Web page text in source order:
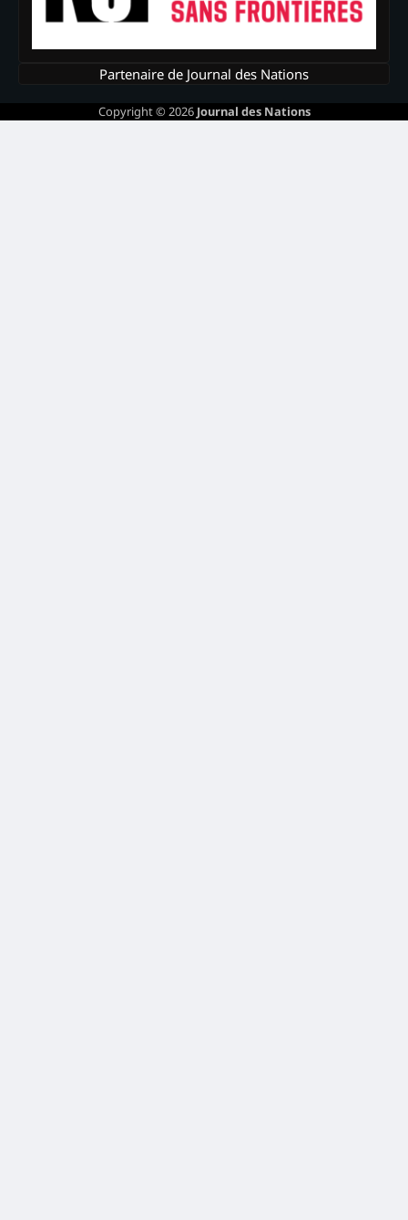
Partenaire de Journal des Nations
Copyright © 2026 Journal des Nations